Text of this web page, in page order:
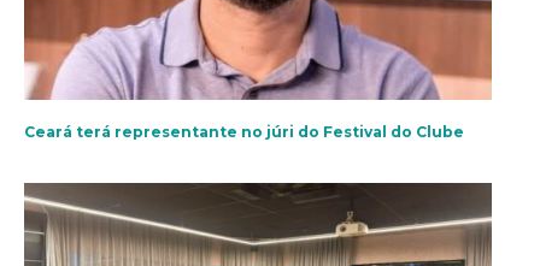
Ceará terá representante no júri do Festival do Clube